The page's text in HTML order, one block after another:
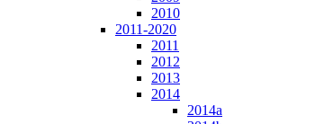
2010
2011-2020
2011
2012
2013
2014
2014a